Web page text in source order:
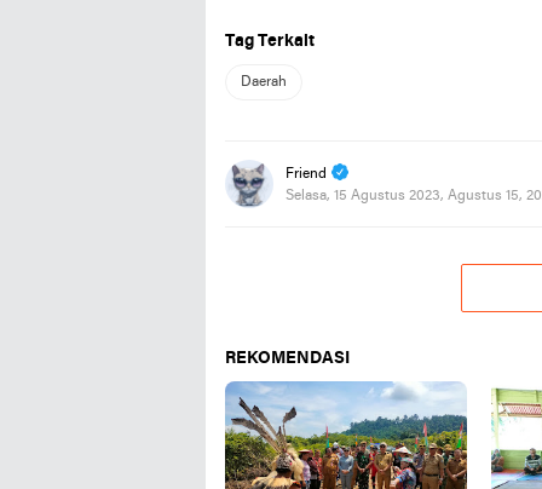
Tag Terkait
Daerah
Friend
Selasa, 15 Agustus 2023, Agustus 15,
REKOMENDASI